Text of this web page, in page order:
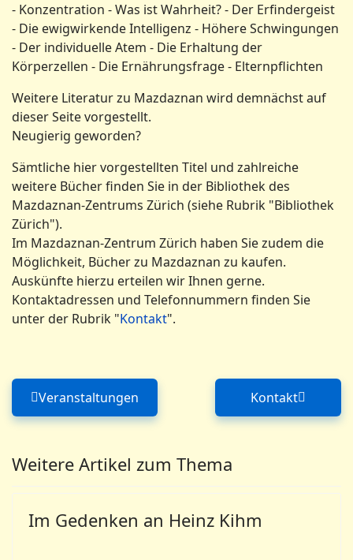
- Konzentration - Was ist Wahrheit? - Der Erfindergeist
- Die ewigwirkende Intelligenz - Höhere Schwingungen
- Der individuelle Atem - Die Erhaltung der
Körperzellen - Die Ernährungsfrage - Elternpflichten
Weitere Literatur zu Mazdaznan wird demnächst auf
dieser Seite vorgestellt.
Neugierig geworden?
Sämtliche hier vorgestellten Titel und zahlreiche
weitere Bücher finden Sie in der Bibliothek des
Mazdaznan-Zentrums Zürich (siehe Rubrik "Bibliothek
Zürich").
Im Mazdaznan-Zentrum Zürich haben Sie zudem die
Möglichkeit, Bücher zu Mazdaznan zu kaufen.
Auskünfte hierzu erteilen wir Ihnen gerne.
Kontaktadressen und Telefonnummern finden Sie
unter der Rubrik "Kontakt".
Vorheriger Beitrag: Veranstaltungen
Veranstaltungen Nächster
Kontakt
Weitere Artikel zum Thema
Im Gedenken an Heinz Kihm